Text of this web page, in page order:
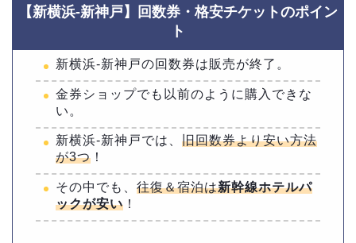
【新横浜-新神戸】回数券・格安チケットのポイン
ト
新横浜-新神戸の回数券は販売が終了。
金券ショップでも以前のように購入できな
い。
新横浜-新神戸では、 旧回数券より安い方法
が3つ ！
その中でも、 往復＆宿泊は新幹線ホテルパ
ックが安い ！